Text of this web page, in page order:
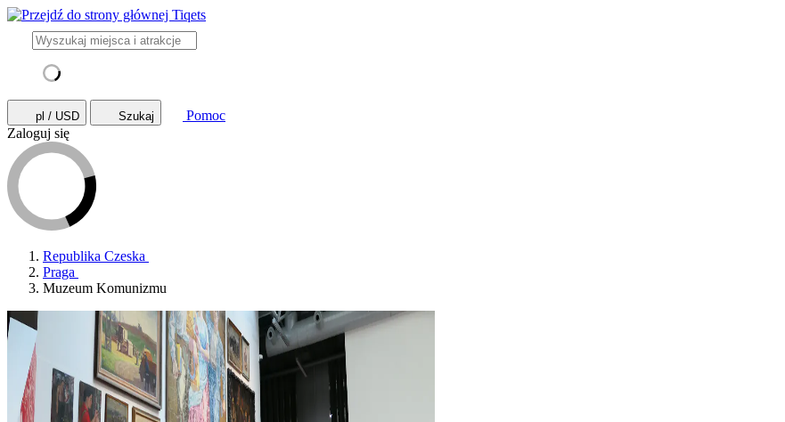
pl / USD Szukaj
Pomoc
Zaloguj się
Republika Czeska
Praga
Muzeum Komunizmu